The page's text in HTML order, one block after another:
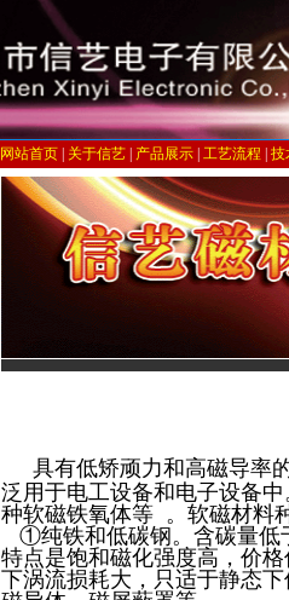
网站首页 关于信艺 产品展示 工艺流程
技
具有低矫顽力和高磁导率
泛用于电工设备和电子设备
种软磁铁氧体等 。软磁材料
①纯铁和低碳钢。含碳量低
特点是饱和磁化强度高，价
下涡流损耗大，只适于静态